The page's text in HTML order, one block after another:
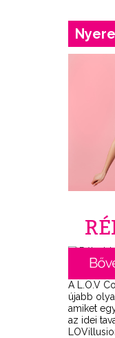
A L.O.V
újabb
amiket
az idei